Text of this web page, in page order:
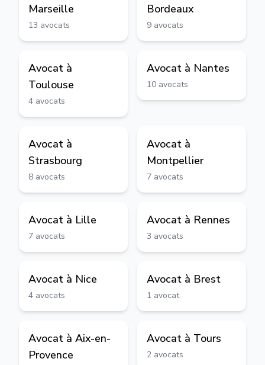
Marseille
13 avocats
Bordeaux
9 avocats
Avocat à
Toulouse
4 avocats
Avocat à Nantes
10 avocats
Avocat à
Strasbourg
8 avocats
Avocat à
Montpellier
7 avocats
Avocat à Lille
7 avocats
Avocat à Rennes
3 avocats
Avocat à Nice
4 avocats
Avocat à Brest
1 avocat
Avocat à Aix-en-
Provence
Avocat à Tours
2 avocats